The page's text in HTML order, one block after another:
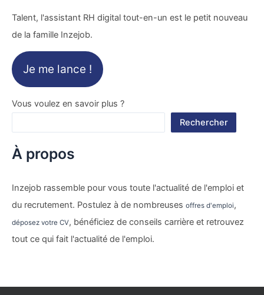
Talent, l'assistant RH digital tout-en-un est le petit nouveau
de la famille Inzejob.
Je me lance !
Vous voulez en savoir plus ?
Rechercher
À propos
Inzejob rassemble pour vous toute l'actualité de l'emploi et
du recrutement. Postulez à de nombreuses offres d'emploi,
déposez votre CV, bénéficiez de conseils carrière et retrouvez
tout ce qui fait l'actualité de l'emploi.